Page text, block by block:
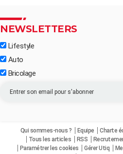
NEWSLETTERS
Lifestyle
Auto
Bricolage
Qui sommes-nous ? Equipe Charte
Tous les articles
RSS
Paramétrer les cookies
Gérer Utiq